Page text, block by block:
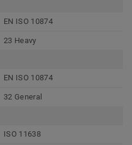
EN ISO 10874
23 Heavy
EN ISO 10874
32 General
ISO 11638